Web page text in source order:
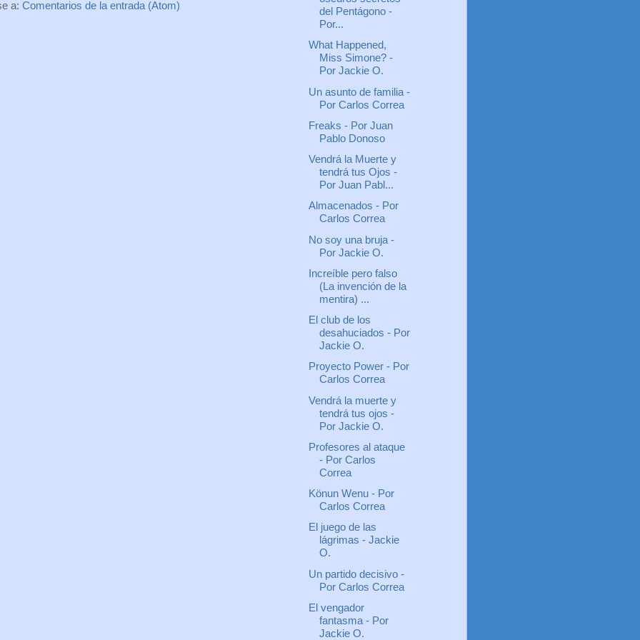
a: Comentarios de la entrada (Atom)
del Pentágono -
Por...
What Happened,
Miss Simone? -
Por Jackie O.
Un asunto de familia -
Por Carlos Correa
Freaks - Por Juan
Pablo Donoso
Vendrá la Muerte y
tendrá tus Ojos -
Por Juan Pabl...
Almacenados - Por
Carlos Correa
No soy una bruja -
Por Jackie O.
Increíble pero falso
(La invención de la
mentira) ...
El club de los
desahuciados - Por
Jackie O.
Proyecto Power - Por
Carlos Correa
Vendrá la muerte y
tendrá tus ojos -
Por Jackie O.
Profesores al ataque
- Por Carlos
Correa
Könun Wenu - Por
Carlos Correa
El juego de las
lágrimas - Jackie
O.
Un partido decisivo -
Por Carlos Correa
El vengador
fantasma - Por
Jackie O.